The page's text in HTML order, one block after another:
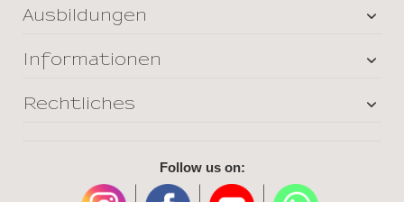
Ausbildungen
Informationen
Rechtliches
Follow us on: